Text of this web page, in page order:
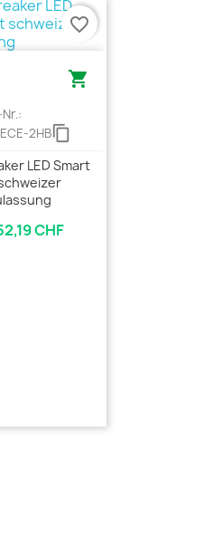

2HBcontent_copy
LED Smart
schweizer
CHF
favorite_border